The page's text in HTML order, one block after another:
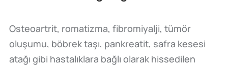
Osteoartrit, romatizma, fibromiyalji, tümör
oluşumu, böbrek taşı, pankreatit, safra kesesi
atağı gibi hastalıklara bağlı olarak hissedilen